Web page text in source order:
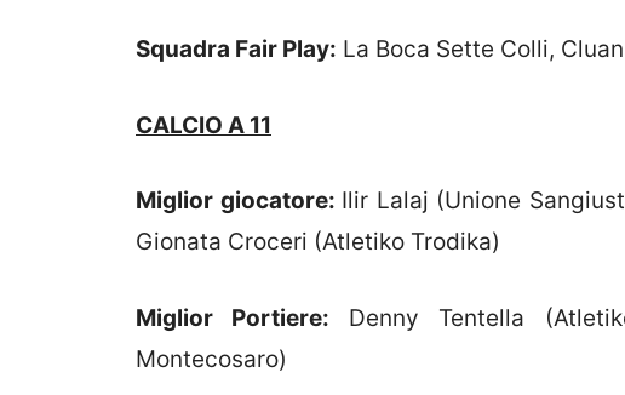
Squadra Fair Play: La Boca Sette Colli,
CALCIO A 11
Miglior giocatore: Ilir Lalaj (Unione
Gionata Croceri (Atletiko Trodika)
Miglior Portiere: Denny Tentella
Montecosaro)